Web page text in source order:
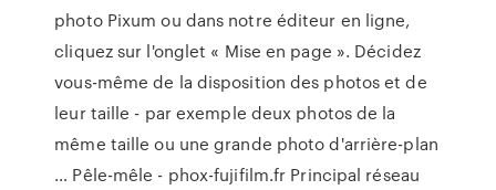
photo Pixum ou dans notre éditeur en ligne,
cliquez sur l'onglet « Mise en page ». Décidez
vous-même de la disposition des photos et de
leur taille - par exemple deux photos de la
même taille ou une grande photo d'arrière-plan
… Pêle-mêle - phox-fujifilm.fr Principal réseau